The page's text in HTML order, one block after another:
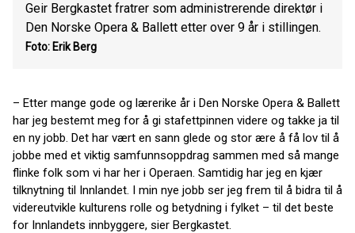
Geir Bergkastet fratrer som administrerende direktør i
Den Norske Opera & Ballett etter over 9 år i stillingen.
Foto: Erik Berg
– Etter mange gode og lærerike år i Den Norske Opera & Ballett
har jeg bestemt meg for å gi stafettpinnen videre og takke ja til
en ny jobb. Det har vært en sann glede og stor ære å få lov til å
jobbe med et viktig samfunnsoppdrag sammen med så mange
flinke folk som vi har her i Operaen. Samtidig har jeg en kjær
tilknytning til Innlandet. I min nye jobb ser jeg frem til å bidra til å
videreutvikle kulturens rolle og betydning i fylket – til det beste
for Innlandets innbyggere, sier Bergkastet.